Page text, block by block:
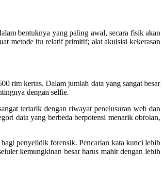
bentuknya yang paling awal, secara fisik akan
metode itu relatif primitif; alat akuisisi kekerasan
rim kertas. Dalam jumlah data yang sangat besar
dengan selfie.
tertarik dengan riwayat penelusuran web dan
data yang berbeda berpotensi menarik obrolan,
penyelidik forensik. Pencarian kata kunci lebih
kemungkinan besar harus mahir dengan lebih